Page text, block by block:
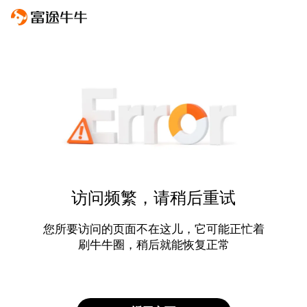
访问频繁，请稍后重试
您所要访问的页面不在这儿，它可能正忙着
刷牛牛圈，稍后就能恢复正常